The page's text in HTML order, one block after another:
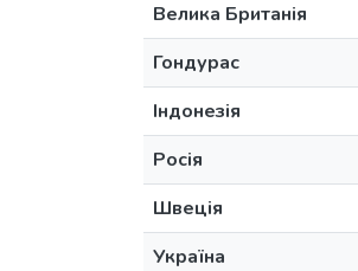
Велика Британія
Гондурас
Індонезія
Росія
Швеція
Україна